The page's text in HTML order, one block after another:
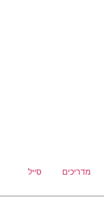
מדריכים סייל